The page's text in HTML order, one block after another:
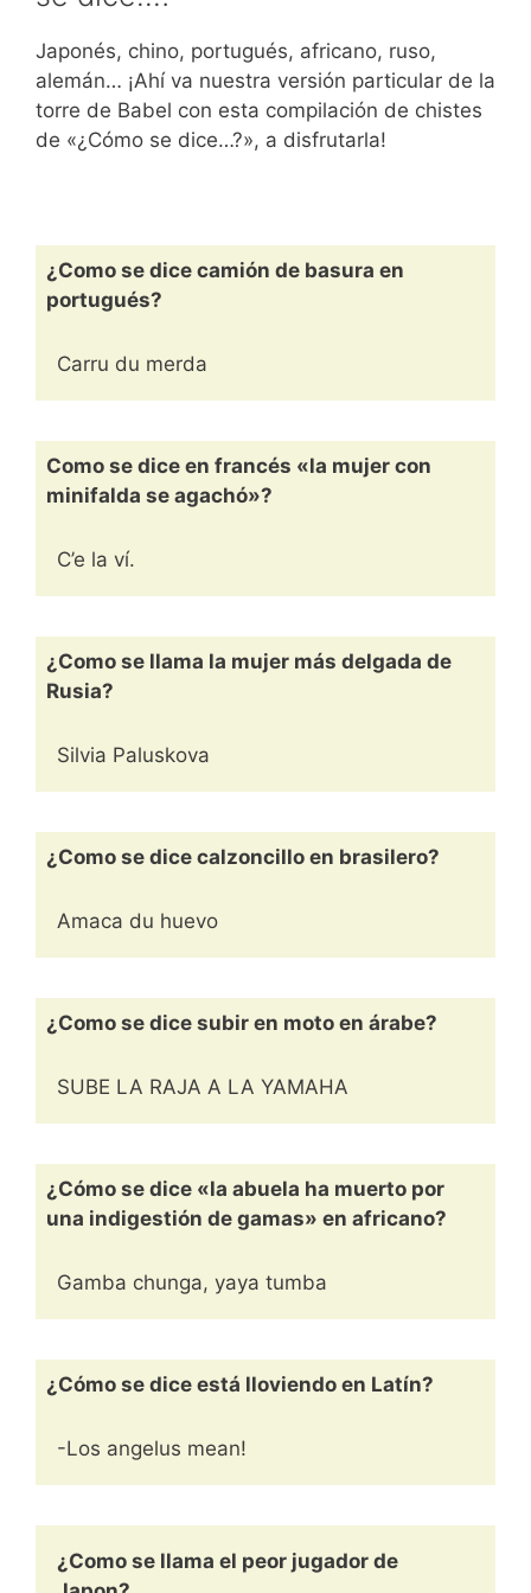
Japonés, chino, portugués, africano, ruso,
alemán… ¡Ahí va nuestra versión particular de la
torre de Babel con esta compilación de chistes
de «¿Cómo se dice…?», a disfrutarla!
¿Como se dice camión de basura en
portugués?
Carru du merda
Como se dice en francés «la mujer con
minifalda se agachó»?
C’e la ví.
¿Como se llama la mujer más delgada de
Rusia?
Silvia Paluskova
¿Como se dice calzoncillo en brasilero?
Amaca du huevo
¿Como se dice subir en moto en árabe?
SUBE LA RAJA A LA YAMAHA
¿Cómo se dice «la abuela ha muerto por
una indigestión de gamas» en africano?
Gamba chunga, yaya tumba
¿Cómo se dice está lloviendo en Latín?
-Los angelus mean!
¿Como se llama el peor jugador de